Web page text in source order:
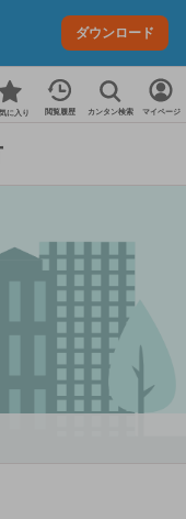
ダウンロード
に入り 閲覧履歴 カンタン検索 マイページ